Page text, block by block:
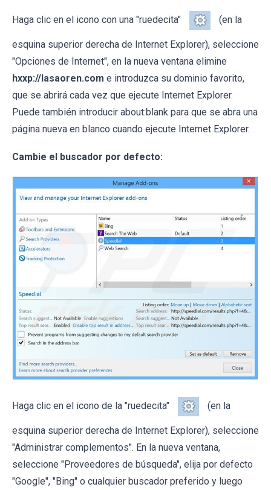
Haga clic en el icono con una "ruedecita" (en la
esquina superior derecha de Internet Explorer), seleccione
"Opciones de Internet", en la nueva ventana elimine
hxxp://lasaoren.com e introduzca su dominio favorito,
que se abrirá cada vez que ejecute Internet Explorer.
Puede también introducir about:blank para que se abra una
página nueva en blanco cuando ejecute Internet Explorer.
Cambie el buscador por defecto:
Haga clic en el icono de la "ruedecita" (en la
esquina superior derecha de Internet Explorer), seleccione
"Administrar complementos". En la nueva ventana,
seleccione "Proveedores de búsqueda", elija por defecto
"Google", "Bing" o cualquier buscador preferido y luego